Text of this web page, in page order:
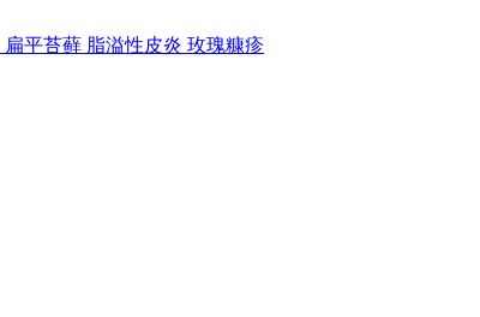
扁平苔藓 脂溢性皮炎 玫瑰糠疹